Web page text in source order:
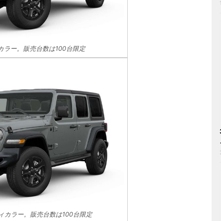
ー。販売台数は100台限定
ラー。販売台数は100台限定